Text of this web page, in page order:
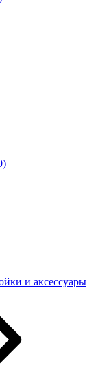
и аксессуары